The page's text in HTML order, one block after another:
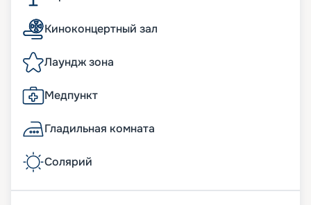
Киноконцертный зал
Лаундж зона
Медпункт
Гладильная комната
Солярий